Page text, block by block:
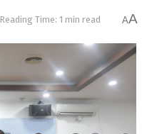
Reading Time: 1 min read AA